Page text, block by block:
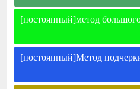
[постоянный]метод
[постоянный]Метод